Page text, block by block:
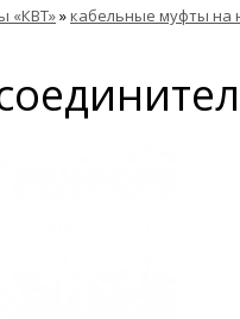
«КВТ»»кабельные муфты на